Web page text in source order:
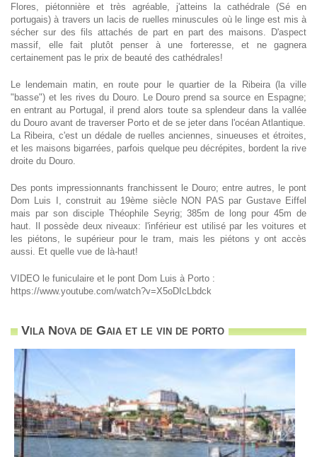
Flores, piétonnière et très agréable, j'atteins la cathédrale (Sé en
portugais) à travers un lacis de ruelles minuscules où le linge est mis à
sécher sur des fils attachés de part en part des maisons. D'aspect
massif, elle fait plutôt penser à une forteresse, et ne gagnera
certainement pas le prix de beauté des cathédrales!
Le lendemain matin, en route pour le quartier de la Ribeira (la ville
"basse") et les rives du Douro. Le Douro prend sa source en Espagne;
en entrant au Portugal, il prend alors toute sa splendeur dans la vallée
du Douro avant de traverser Porto et de se jeter dans l'océan Atlantique.
La Ribeira, c'est un dédale de ruelles anciennes, sinueuses et étroites,
et les maisons bigarrées, parfois quelque peu décrépites, bordent la rive
droite du Douro.
Des ponts impressionnants franchissent le Douro; entre autres, le pont
Dom Luis I, construit au 19ème siècle NON PAS par Gustave Eiffel
mais par son disciple Théophile Seyrig; 385m de long pour 45m de
haut. Il possède deux niveaux: l'inférieur est utilisé par les voitures et
les piétons, le supérieur pour le tram, mais les piétons y ont accès
aussi. Et quelle vue de là-haut!
VIDEO le funiculaire et le pont Dom Luis à Porto :
https://www.youtube.com/watch?v=X5oDIcLbdck
Vila Nova de Gaia et le vin de porto